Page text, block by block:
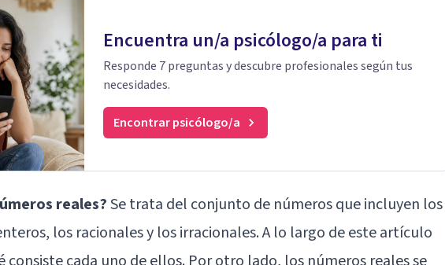
Encuentra un/a psicólogo/a para ti
Responde 7 preguntas y descubre profesionales según tus
necesidades.
Encontrar psicólogo/a
reales?Se trata del conjunto de números que incluyen los
los racionales y los irracionales. A lo largo de este artículo